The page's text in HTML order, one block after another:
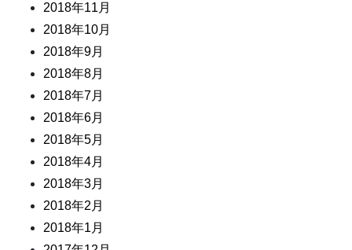
2018年11月
2018年10月
2018年9月
2018年8月
2018年7月
2018年6月
2018年5月
2018年4月
2018年3月
2018年2月
2018年1月